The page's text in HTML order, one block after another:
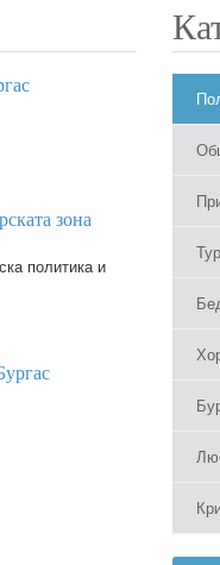
зона
политика и